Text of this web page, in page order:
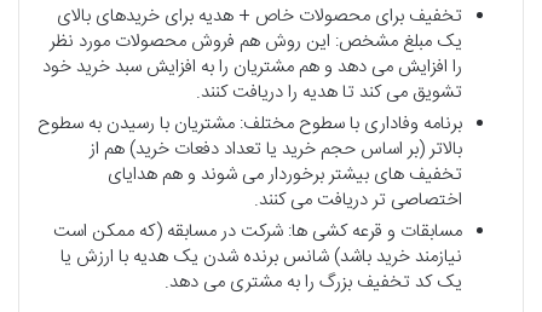
تخفیف برای محصولات خاص + هدیه برای خریدهای بالای
یک مبلغ مشخص: این روش هم فروش محصولات مورد نظر
را افزایش می دهد و هم مشتریان را به افزایش سبد خرید خود
تشویق می کند تا هدیه را دریافت کنند.
برنامه وفاداری با سطوح مختلف: مشتریان با رسیدن به سطوح
بالاتر (بر اساس حجم خرید یا تعداد دفعات خرید) هم از
تخفیف های بیشتر برخوردار می شوند و هم هدایای
اختصاصی تر دریافت می کنند.
مسابقات و قرعه کشی ها: شرکت در مسابقه (که ممکن است
نیازمند خرید باشد) شانس برنده شدن یک هدیه با ارزش یا
یک کد تخفیف بزرگ را به مشتری می دهد.